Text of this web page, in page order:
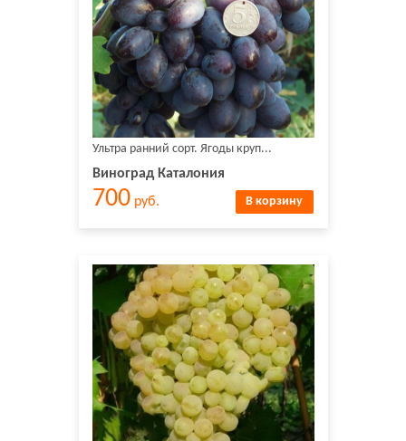
Ультра ранний сорт. Ягоды круп...
Виноград Каталония
700руб. В корзину